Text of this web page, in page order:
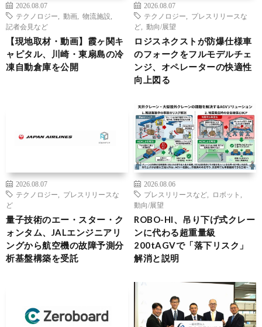
2026.08.07
テクノロジー
動画 物流施設
記者会見など
【現地取材・動画】霞ヶ関キ
ャピタル、川崎・東扇島の冷
凍自動倉庫を公開
2026.08.07
テクノロジー
プレスリリースな
ど
動向/展望
ロジスネクストが防爆仕様車
のフォークをフルモデルチェ
ンジ、オペレーターの快適性
向上図る
2026.08.07
テクノロジー
プレスリリースな
ど
量子技術のエー・スター・ク
ォンタム、JALエンジニアリ
ングから航空機の故障予測分
析基盤構築を受託
2026.08.06
プレスリリースなど
ロボット
動向/展望
ROBO-HI、吊り下げ式クレー
ンに代わる超重量級
200tAGVで「落下リスク」
解消と説明